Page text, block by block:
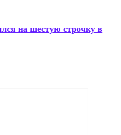
на шестую строчку в